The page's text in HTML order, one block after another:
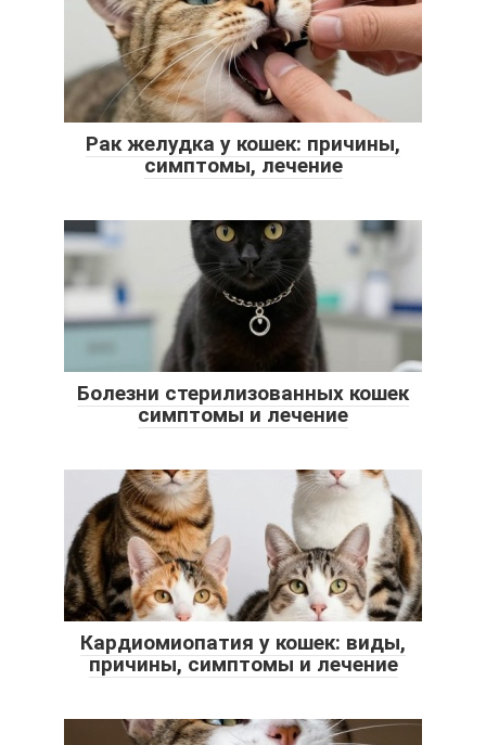
Рак желудка у кошек: причины,
симптомы, лечение
Болезни стерилизованных кошек
симптомы и лечение
Кардиомиопатия у кошек: виды,
причины, симптомы и лечение